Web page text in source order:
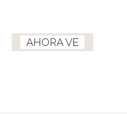
AHORA VE